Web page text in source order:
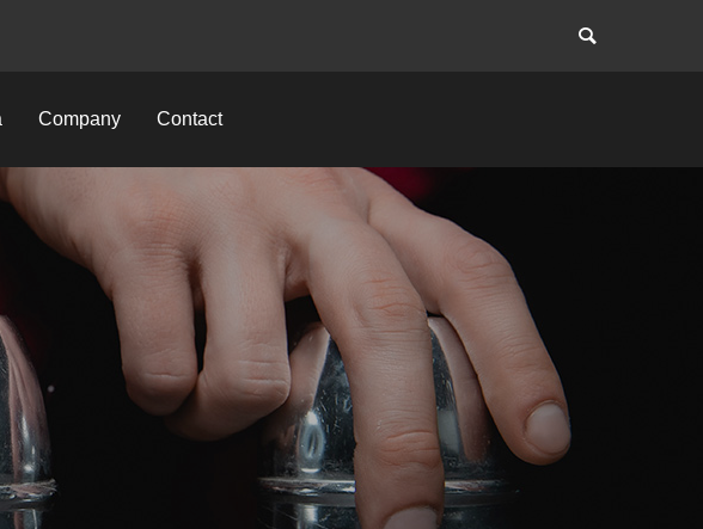
Company Contact